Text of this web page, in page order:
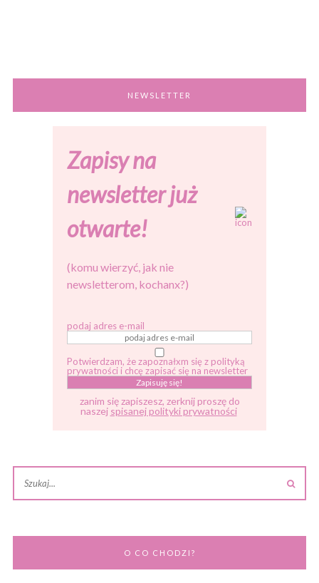
NEWSLETTER
Zapisy na
newsletter już
otwarte!
(komu wierzyć, jak nie
newsletterom, kochanx?)
podaj adres e-mail
Potwierdzam, że zapoznałxm się z polityką
prywatności i chcę zapisać się na newsletter
zanim się zapiszesz, zerknij proszę do
naszej spisanej polityki prywatności
O CO CHODZI?